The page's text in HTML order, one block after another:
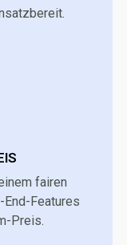
fairen
Features
Preis.